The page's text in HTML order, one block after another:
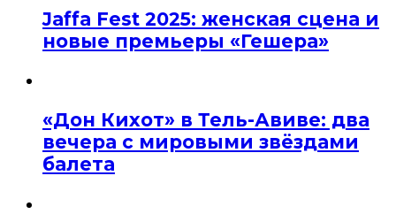
Jaffa Fest 2025: женская сцена и
новые премьеры «Гешера»
«Дон Кихот» в Тель-Авиве: два
вечера с мировыми звёздами
балета